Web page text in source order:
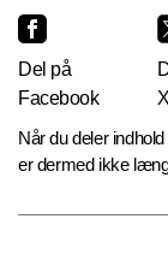
Del på
Facebook
X
Når du deler
er dermed ikke